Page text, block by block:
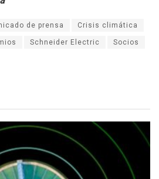
de prensa Crisis climática
Schneider Electric Socios